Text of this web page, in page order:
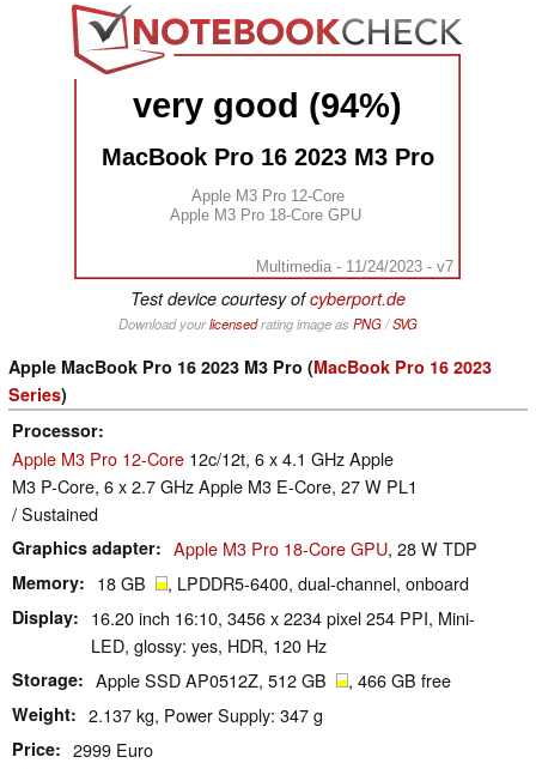
very good (94%)
MacBook Pro 16 2023 M3 Pro
Apple M3 Pro 12-Core
Apple M3 Pro 18-Core GPU
Multimedia - 11/24/2023 - v7
Test device courtesy ofcyberport.de
Download yourlicensedrating image as PNG/SVG
Apple MacBook Pro 16 2023 M3 Pro (MacBook Pro 16 2023
Series)
Processor
Apple M3 Pro 12-Core 12c/12t, 6 x 4.1 GHz Apple
M3 P-Core, 6 x 2.7 GHz Apple M3 E-Core, 27 W PL1
/ Sustained
Graphics adapter Apple M3 Pro 18-Core GPU, 28 W TDP
Memory 18 GB , LPDDR5-6400, dual-channel, onboard
Display
16.20 inch 16:10, 3456 x 2234 pixel 254 PPI, Mini-
LED, glossy: yes, HDR, 120 Hz
Storage Apple SSD AP0512Z, 512 GB , 466 GB free
Weight 2.137 kg, Power Supply: 347 g
Price 2999 Euro